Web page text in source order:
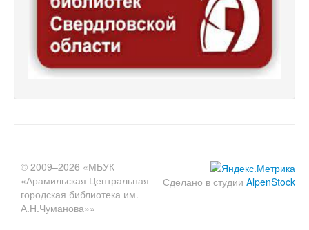
Сделано в студии AlpenStock
© 2009–2026 «МБУК
«Арамильская Центральная
городская библиотека им.
А.Н.Чуманова»»